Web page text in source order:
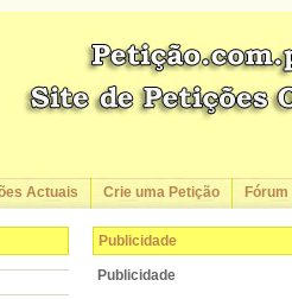
Actuais Crie uma Petição Fórum
Publicidade
Publicidade